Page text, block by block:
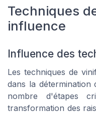
Techniques
influence
Influence des
Les techniques de
dans la
nombre d'étapes
transformation des